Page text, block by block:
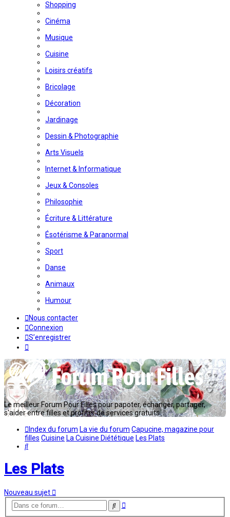
Shopping
Cinéma
Musique
Cuisine
Loisirs créatifs
Bricolage
Décoration
Jardinage
Dessin & Photographie
Arts Visuels
Internet & Informatique
Jeux & Consoles
Philosophie
Écriture & Littérature
Ésotérisme & Paranormal
Sport
Danse
Animaux
Humour
Nous contacter
Connexion
S’enregistrer
Le meilleur Forum Pour Filles pour papoter, échanger, partager,
s'aider entre filles et profiter de services gratuits...
Index du forum La vie du forum Capucine, magazine pour
filles Cuisine La Cuisine Diététique Les Plats
Rechercher
Les Plats
Nouveau sujet
Rechercher
Recherche